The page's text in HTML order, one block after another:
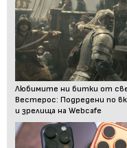
Любимите ни битки от
Вестерос: Подредени по
и зрелища на Webcafe